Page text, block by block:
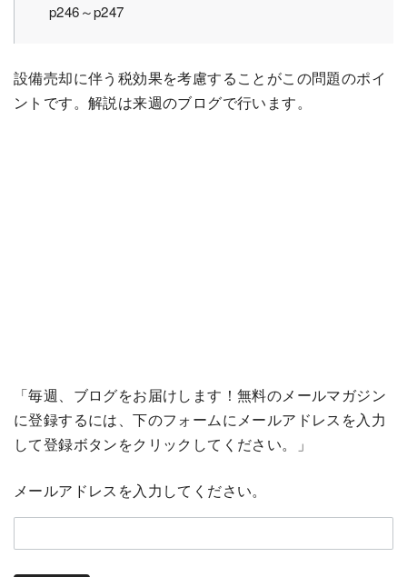
p246～p247
設備売却に伴う税効果を考慮することがこの問題のポイ
ントです。解説は来週のブログで行います。
「毎週、ブログをお届けします！無料のメールマガジン
に登録するには、下のフォームにメールアドレスを入力
して登録ボタンをクリックしてください。」
メールアドレスを入力してください。